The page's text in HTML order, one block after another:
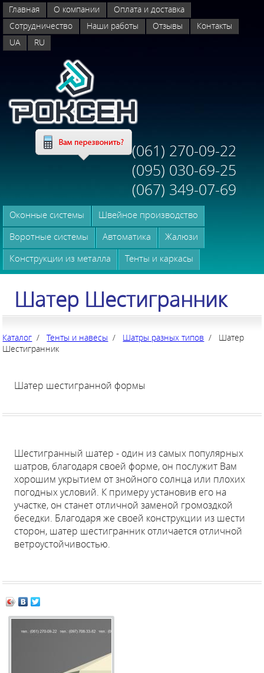
Главная О компании
Оплата и доставка
Сотрудничество
Наши работы Отзывы
Контакты
UA
RU
(061) 270-09-22
(095) 030-69-25
(067) 349-07-69
Оконные системы
Швейное производство
Воротные системы
Автоматика
Жалюзи
Конструкции из металла
Тенты и каркасы
Шатер Шестигранник
Каталог /Тенты и навесы / Шатры разных типов / Шатер
Шестигранник
Шатер шестигранной формы
Шестигранный шатер - один из самых популярных
шатров, благодаря своей форме, он послужит Вам
хорошим укрытием от знойного солнца или плохих
погодных условий. К примеру установив его на
участке, он станет отличной заменой громоздкой
беседки. Благодаря же своей конструкции из шести
сторон, шатер шестигранник отличается отличной
ветроустойчивостью.